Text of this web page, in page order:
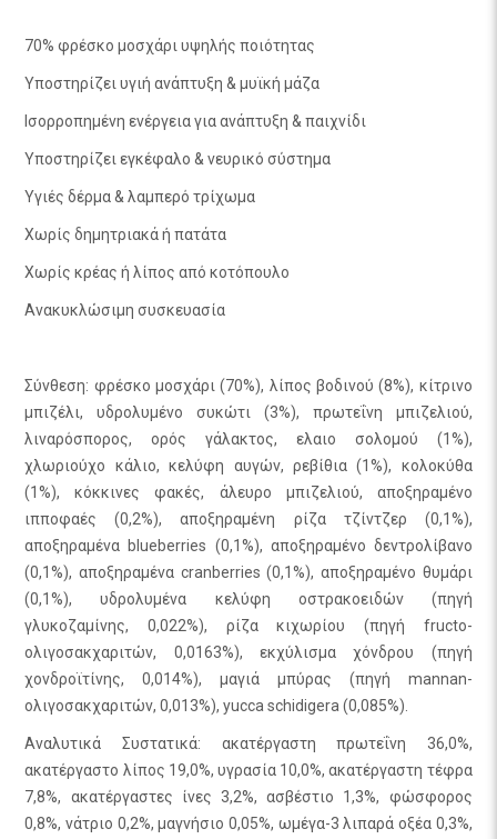
70% φρέσκο μοσχάρι υψηλής ποιότητας
Υποστηρίζει υγιή ανάπτυξη & μυϊκή μάζα
Ισορροπημένη ενέργεια για ανάπτυξη & παιχνίδι
Υποστηρίζει εγκέφαλο & νευρικό σύστημα
Υγιές δέρμα & λαμπερό τρίχωμα
Χωρίς δημητριακά ή πατάτα
Χωρίς κρέας ή λίπος από κοτόπουλο
Ανακυκλώσιμη συσκευασία
Σύνθεση: φρέσκο μοσχάρι (70%), λίπος βοδινού (8%), κίτρινο
μπιζέλι, υδρολυμένο συκώτι (3%), πρωτεΐνη μπιζελιού,
λιναρόσπορος, ορός γάλακτος, ελαιο σολομού (1%),
χλωριούχο κάλιο, κελύφη αυγών, ρεβίθια (1%), κολοκύθα
(1%), κόκκινες φακές, άλευρο μπιζελιού, αποξηραμένο
ιπποφαές (0,2%), αποξηραμένη ρίζα τζίντζερ (0,1%),
αποξηραμένα blueberries (0,1%), αποξηραμένο δεντρολίβανο
(0,1%), αποξηραμένα cranberries (0,1%), αποξηραμένο θυμάρι
(0,1%), υδρολυμένα κελύφη οστρακοειδών (πηγή
γλυκοζαμίνης, 0,022%), ρίζα κιχωρίου (πηγή fructo-
ολιγοσακχαριτών, 0,0163%), εκχύλισμα χόνδρου (πηγή
χονδροϊτίνης, 0,014%), μαγιά μπύρας (πηγή mannan-
ολιγοσακχαριτών, 0,013%), yucca schidigera (0,085%).
Αναλυτικά Συστατικά: ακατέργαστη πρωτεΐνη 36,0%,
ακατέργαστο λίπος 19,0%, υγρασία 10,0%, ακατέργαστη τέφρα
7,8%, ακατέργαστες ίνες 3,2%, ασβέστιο 1,3%, φώσφορος
0,8%, νάτριο 0,2%, μαγνήσιο 0,05%, ωμέγα-3 λιπαρά οξέα 0,3%,